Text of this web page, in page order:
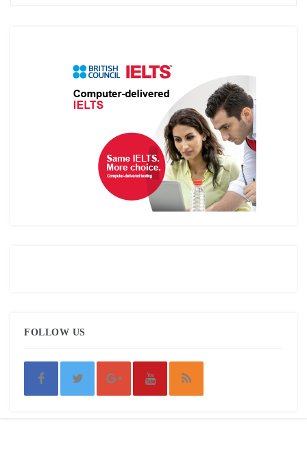
FOLLOW US